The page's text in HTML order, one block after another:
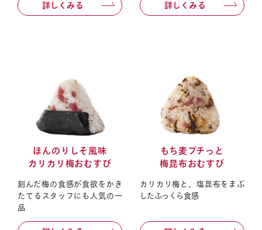
お知らせ 会社概要
詳しくみる 詳しくみる
ほんのりしそ風味
カリカリ梅おむすび
刻んだ梅の食感が食欲をかき
たてるスタッフにも人気の一
品
もち麦プチっと
梅昆布おむすび
カリカリ梅と、塩昆布をまぶ
したふっくら食感